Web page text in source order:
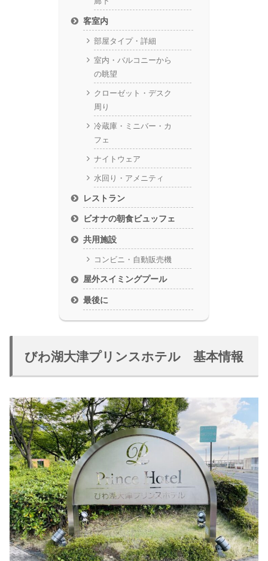
客室内
部屋タイプ・詳細
室内・バルコニーから
の眺望
クローゼット・デスク
周り
冷蔵庫・ミニバー・カ
フェ
ナイトウェア
水回り・アメニティ
レストラン
ビオナの朝食ビュッフェ
共用施設
コンビニ・自動販売機
屋外スイミングプール
最後に
びわ湖大津プリンスホテル 基本情報